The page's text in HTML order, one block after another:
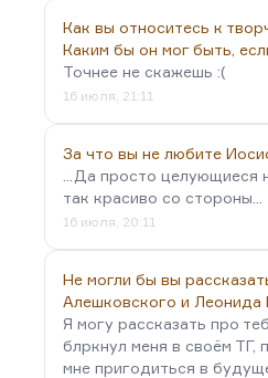
Как вы относитесь к
Каким бы он мог быть,
Точнее не скажешь :(
16 июля, 21:11
За что вы не любите
...Да просто целующиеся
так красиво со стороны...
16 июля, 20:11
Не могли бы вы
Алешковского и Леонида
Я могу рассказать про
блркнул меня в своём ТГ,
мне пригодиться в